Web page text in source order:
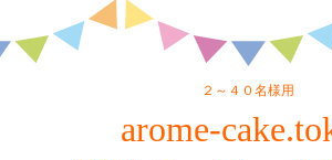
２～４０名様用
arome-